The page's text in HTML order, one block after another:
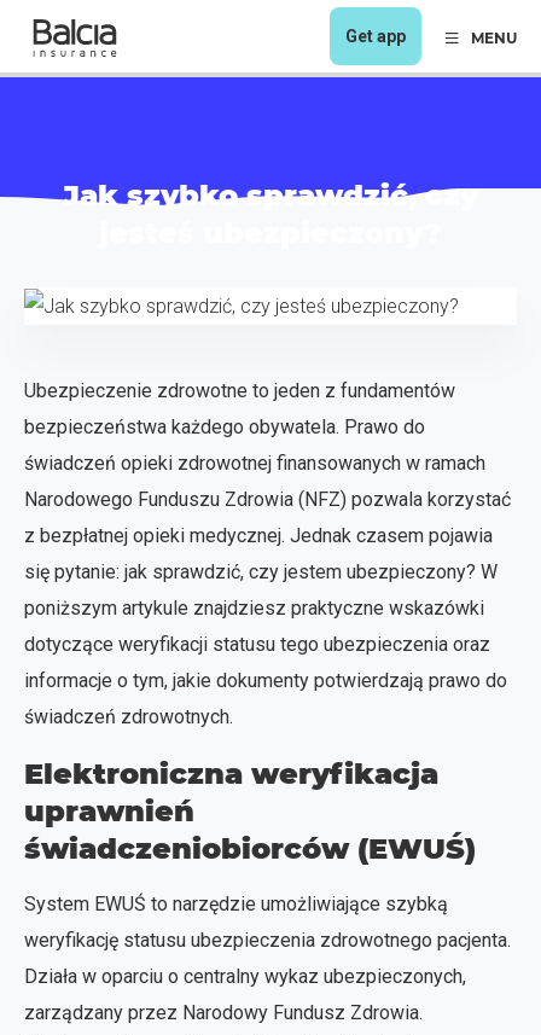
Get app MENU
Jak szybko sprawdzić, czy
Ubezpieczenie zdrowotne to jeden z fundamentów
bezpieczeństwa każdego obywatela. Prawo do
świadczeń opieki zdrowotnej finansowanych w ramach
Narodowego Funduszu Zdrowia (NFZ) pozwala korzystać
z bezpłatnej opieki medycznej. Jednak czasem pojawia
się pytanie: jak sprawdzić, czy jestem ubezpieczony? W
poniższym artykule znajdziesz praktyczne wskazówki
dotyczące weryfikacji statusu tego ubezpieczenia oraz
informacje o tym, jakie dokumenty potwierdzają prawo do
świadczeń zdrowotnych.
Elektroniczna weryfikacja
uprawnień
świadczeniobiorców (EWUŚ)
System EWUŚ to narzędzie umożliwiające szybką
weryfikację statusu ubezpieczenia zdrowotnego pacjenta.
Działa w oparciu o centralny wykaz ubezpieczonych,
zarządzany przez Narodowy Fundusz Zdrowia.